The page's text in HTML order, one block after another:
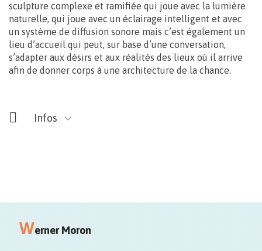
sculpture complexe et ramifiée qui joue avec la lumière
naturelle, qui joue avec un éclairage intelligent et avec
un système de diffusion sonore mais c’est également un
lieu d’accueil qui peut, sur base d’une conversation,
s’adapter aux désirs et aux réalités des lieux où il arrive
afin de donner corps à une architecture de la chance.
Infos
Werner Moron